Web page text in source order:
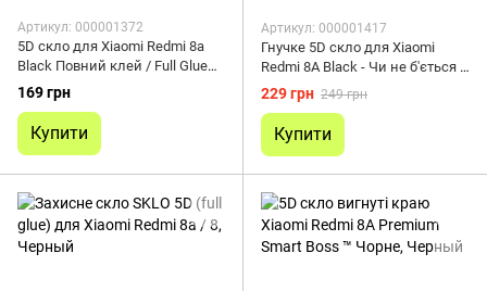
Артикул: 000001372
5D скло для Xiaomi Redmi 8a
Black Повний клей / Full Glue
Чорне
169 грн
Купити
Артикул: 000001417
Гнучке 5D скло для Xiaomi
Redmi 8A Black - Чи не б'ється і
не тріскається
229 грн 249 грн
Купити